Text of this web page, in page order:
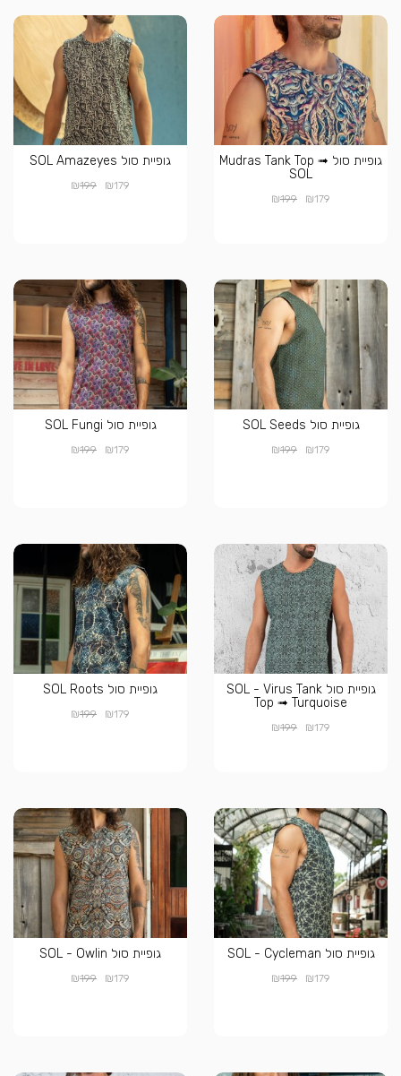
גופיית סול Mudras Tank Top ➟
SOL
₪179
₪199
גופיית סול SOL Amazeyes
₪179
₪199
גופיית סול SOL Seeds
₪179
₪199
גופיית סול SOL Fungi
₪179
₪199
גופיית סול SOL - Virus Tank
Top ➟ Turquoise
₪179
₪199
גופיית סול SOL Roots
₪179
₪199
גופיית סול SOL - Cycleman
₪179
₪199
גופיית סול SOL - Owlin
₪179
₪199